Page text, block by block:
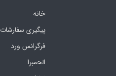
خانه
پیگیری سفارشات
فرگرانس ورد
الحمبرا